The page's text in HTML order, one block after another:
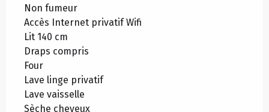
Non fumeur
Accès Internet privatif Wifi
Lit 140 cm
Draps compris
Four
Lave linge privatif
Lave vaisselle
Sèche cheveux